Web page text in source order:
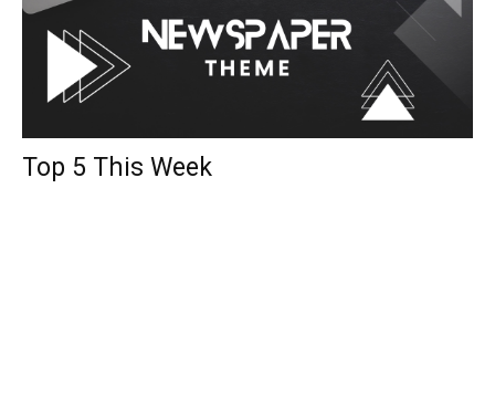
Top 5 This Week